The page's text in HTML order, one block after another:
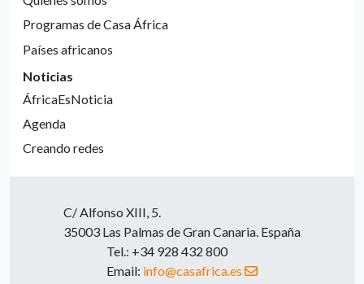
Programas de Casa África
Países africanos
Noticias
ÁfricaEsNoticia
Agenda
Creando redes
C/ Alfonso XIII, 5.
35003 Las Palmas de Gran Canaria. España
Tel.: +34 928 432 800
Email: info@casafrica.es